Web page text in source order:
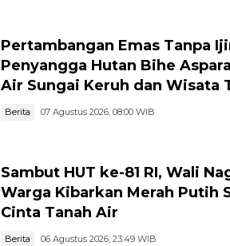
Pertambangan Emas Tanpa
Penyangga Hutan Bihe
Air Sungai Keruh dan Wisata
Berita 07 Agustus 2026, 08:00 WIB
Sambut HUT ke-81 RI, Wali
Warga Kibarkan Merah Putih
Cinta Tanah Air
Berita 06 Agustus 2026, 23:49 WIB